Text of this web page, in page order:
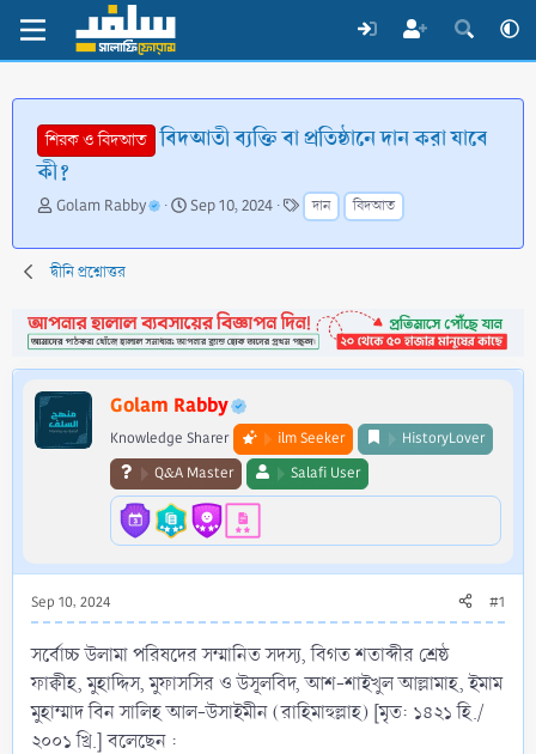
শিরক ও বিদআত বিদআতী ব্যক্তি বা প্রতিষ্ঠানে দান করা যাবে
কী?
T
r
e
d
s
t
e
Golam Rabby
S
a
d
a
Sep 10, 2024
T
a
g
দান বিদআত
দ্বীনি প্রশ্নোত্তর
Golam Rabby
Knowledge Sharer ilm Seeker
HistoryLover
Q&A Master
Salafi User
Sep 10, 2024 #1
সর্বোচ্চ উলামা পরিষদের সম্মানিত সদস্য, বিগত শতাব্দীর শ্রেষ্ঠ
ফাক্বীহ, মুহাদ্দিস, মুফাসসির ও উসূলবিদ, আশ-শাইখুল আল্লামাহ, ইমাম
মুহাম্মাদ বিন সালিহ আল-উসাইমীন (রাহিমাহুল্লাহ) [মৃত: ১৪২১ হি./
২০০১ খ্রি.] বলেছেন :